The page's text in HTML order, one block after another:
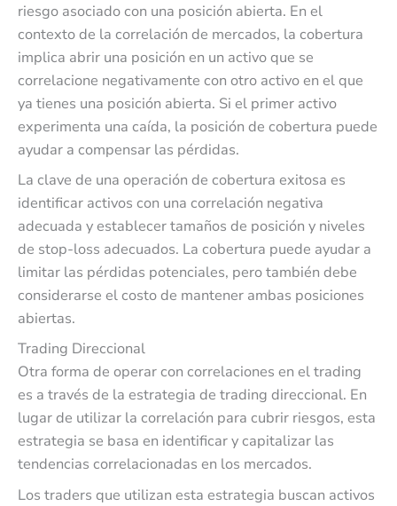
riesgo asociado con una posición abierta. En el
contexto de la correlación de mercados, la cobertura
implica abrir una posición en un activo que se
correlacione negativamente con otro activo en el que
ya tienes una posición abierta. Si el primer activo
experimenta una caída, la posición de cobertura puede
ayudar a compensar las pérdidas.
La clave de una operación de cobertura exitosa es
identificar activos con una correlación negativa
adecuada y establecer tamaños de posición y niveles
de stop-loss adecuados. La cobertura puede ayudar a
limitar las pérdidas potenciales, pero también debe
considerarse el costo de mantener ambas posiciones
abiertas.
Trading Direccional
Otra forma de operar con correlaciones en el trading
es a través de la estrategia de trading direccional. En
lugar de utilizar la correlación para cubrir riesgos, esta
estrategia se basa en identificar y capitalizar las
tendencias correlacionadas en los mercados.
Los traders que utilizan esta estrategia buscan activos